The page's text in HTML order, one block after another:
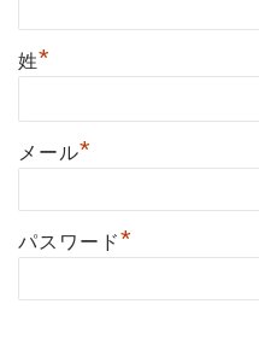
姓*
メール*
パスワード*